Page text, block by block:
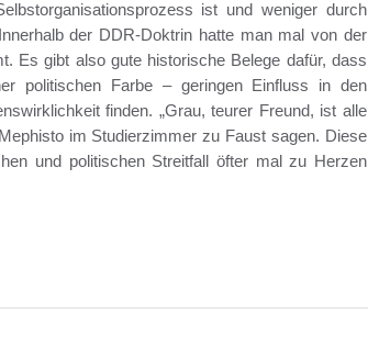
ist und weniger durch
der DDR-Doktrin hatte man mal von der
Es gibt also gute historische Belege dafür, dass
politischen Farbe – geringen Einfluss in den
finden. „Grau, teurer Freund, ist alle
im Studierzimmer zu Faust sagen. Diese
und politischen Streitfall öfter mal zu Herzen